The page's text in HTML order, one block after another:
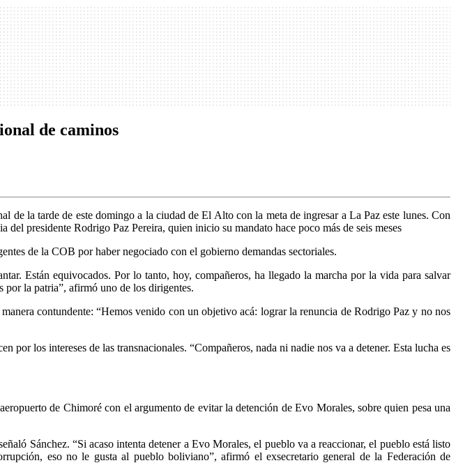
de caminos
la tarde de este domingo a la ciudad de El Alto con la meta de ingresar a La Paz este lunes. Con
presidente Rodrigo Paz Pereira, quien inicio su mandato hace poco más de seis meses
de la COB por haber negociado con el gobierno demandas sectoriales.
Están equivocados. Por lo tanto, hoy, compañeros, ha llegado la marcha por la vida para salvar
por la patria”, afirmó uno de los dirigentes.
contundente: “Hemos venido con un objetivo acá: lograr la renuncia de Rodrigo Paz y no nos
los intereses de las transnacionales. “Compañeros, nada ni nadie nos va a detener. Esta lucha es
de Chimoré con el argumento de evitar la detención de Evo Morales, sobre quien pesa una
Sánchez. “Si acaso intenta detener a Evo Morales, el pueblo va a reaccionar, el pueblo está listo
eso no le gusta al pueblo boliviano”, afirmó el exsecretario general de la Federación de